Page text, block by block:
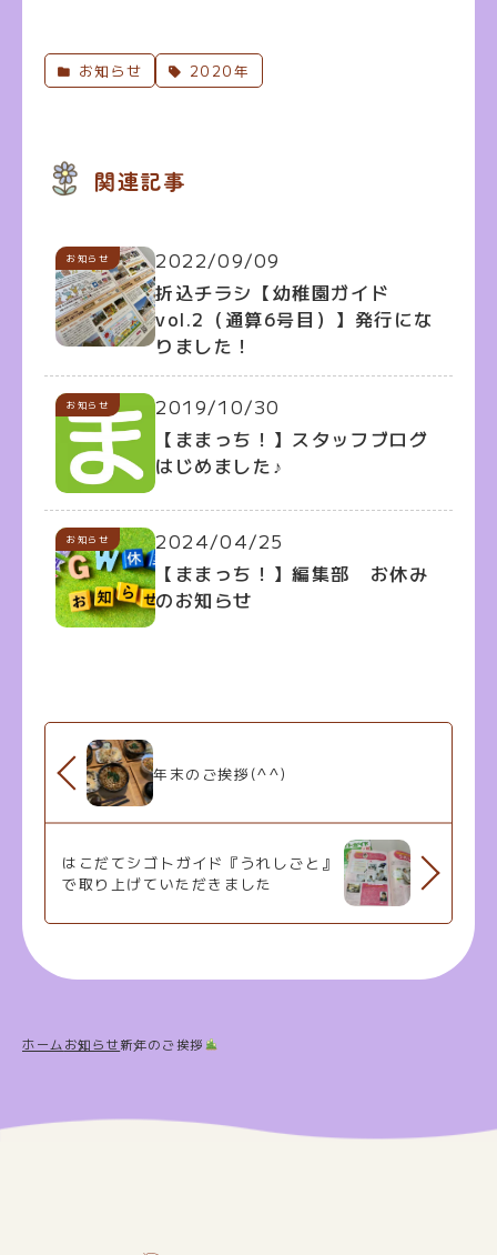
お知らせ 2020年
関連記事
お知らせ
2022/09/09
折込チラシ【幼稚園ガイド
vol.2（通算6号目）】発行にな
りました！
お知らせ
2019/10/30
【ままっち！】スタッフブログ
はじめました♪
お知らせ
2024/04/25
【ままっち！】編集部 お休み
のお知らせ
年末のご挨拶(^^)
はこだてシゴトガイド『うれしごと』
で取り上げていただきました
ホーム お知らせ新年のご挨拶